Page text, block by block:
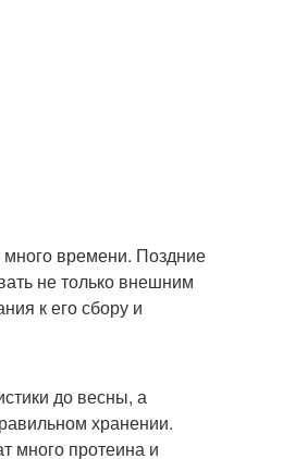
времени. Поздние
не только внешним
к его сбору и
до весны, а
хранении.
много протеина и